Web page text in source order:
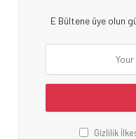
E Bültene üye olun
Gizlilik